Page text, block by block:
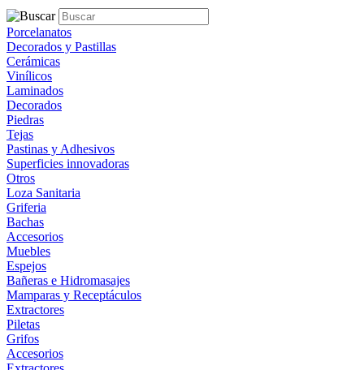
Porcelanatos
Decorados y Pastillas
Cerámicas
Vinílicos
Laminados
Decorados
Piedras
Tejas
Pastinas y Adhesivos
Superficies innovadoras
Otros
Loza Sanitaria
Griferia
Bachas
Accesorios
Muebles
Espejos
Bañeras e Hidromasajes
Mamparas y Receptáculos
Extractores
Piletas
Grifos
Accesorios